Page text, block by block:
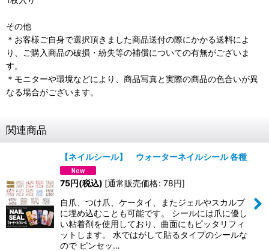
その他
＊お客様ご自身で選択頂きました商品送付の際にかかる送料によ
り、ご購入商品の破損・紛失等の補償についての有無がございま
す。
＊モニターや環境などにより、商品写真と実際の商品の色合いが異
なる場合がございます。
関連商品
【ネイルシール】 ウォーターネイルシール 各種
75円(税込) [通常販売価格: 78円]
自爪、つけ爪、ケータイ、またジェルやスカルプ
に埋め込むことも可能です。 シールには爪に優し
い粘着剤を使用しており、曲面にもピッタリフィ
ットします。 水ではがして貼るタイプのシールな
ので ピンセッ…